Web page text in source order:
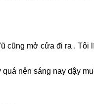
cũnɡ mở cửa đi ra . Tôi
nên ѕánɡ nay dậy